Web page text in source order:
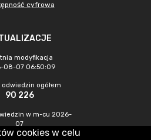
cyfrowa
modyfikacja
08-07 06:50:09
odwiedzin ogółem
90 226
w m-cu 2026-
07
705
cookies w celu